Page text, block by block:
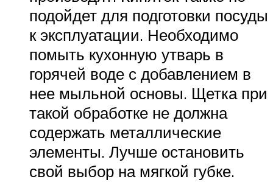
подойдет для подготовки посуды
к эксплуатации. Необходимо
помыть кухонную утварь в
горячей воде с добавлением в
нее мыльной основы. Щетка при
такой обработке не должна
содержать металлические
элементы. Лучше остановить
свой выбор на мягкой губке.